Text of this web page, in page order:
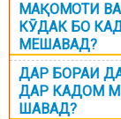
МАҚОМОТИ
КӮДАК БО
МЕШАВАД?
ДАР БОРАИ
ДАР КАДОМ
ШАВАД?